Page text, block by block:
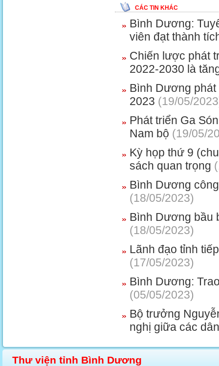
CÁC TIN KHÁC
Bình Dương:
viên đạt thành
Chiến lược phát
2022-2030 là
Bình Dương phát
2023 (19/05/
Phát triển Ga
Nam bộ (19/05/
Kỳ họp thứ 9
sách quan trọng
Bình Dương
(18/05/2023)
Bình Dương bầu
(18/05/2023)
Lãnh đạo tỉnh
(17/05/2023)
Bình Dương:
(05/05/2023)
Bộ trưởng
nghị giữa các
Thư viện tỉnh Bình Dương